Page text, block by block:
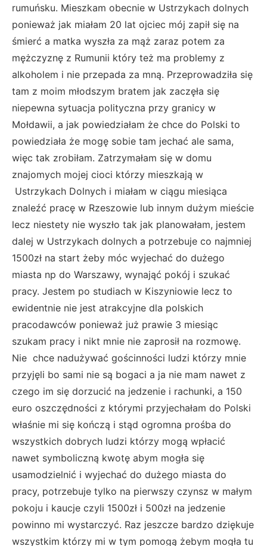
rumuńsku. Mieszkam obecnie w Ustrzykach dolnych
ponieważ jak miałam 20 lat ojciec mój zapił się na
śmierć a matka wyszła za mąż zaraz potem za
mężczyznę z Rumunii który też ma problemy z
alkoholem i nie przepada za mną. Przeprowadziła się
tam z moim młodszym bratem jak zaczęła się
niepewna sytuacja polityczna przy granicy w
Mołdawii, a jak powiedziałam że chce do Polski to
powiedziała że mogę sobie tam jechać ale sama,
więc tak zrobiłam. Zatrzymałam się w domu
znajomych mojej cioci którzy mieszkają w
Ustrzykach Dolnych i miałam w ciągu miesiąca
znaleźć pracę w Rzeszowie lub innym dużym mieście
lecz niestety nie wyszło tak jak planowałam, jestem
dalej w Ustrzykach dolnych a potrzebuje co najmniej
1500zł na start żeby móc wyjechać do dużego
miasta np do Warszawy, wynająć pokój i szukać
pracy. Jestem po studiach w Kiszyniowie lecz to
ewidentnie nie jest atrakcyjne dla polskich
pracodawców ponieważ już prawie 3 miesiąc
szukam pracy i nikt mnie nie zaprosił na rozmowę.
Nie chce nadużywać gościnności ludzi którzy mnie
przyjęli bo sami nie są bogaci a ja nie mam nawet z
czego im się dorzucić na jedzenie i rachunki, a 150
euro oszczędności z którymi przyjechałam do Polski
właśnie mi się kończą i stąd ogromna prośba do
wszystkich dobrych ludzi którzy mogą wpłacić
nawet symboliczną kwotę abym mogła się
usamodzielnić i wyjechać do dużego miasta do
pracy, potrzebuje tylko na pierwszy czynsz w małym
pokoju i kaucje czyli 1500zł i 500zł na jedzenie
powinno mi wystarczyć. Raz jeszcze bardzo dziękuje
wszystkim którzy mi w tym pomogą żebym mogła tu